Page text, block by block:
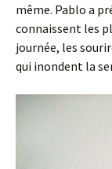
même. Pablo a
connaissent les
journée, les
qui inondent la